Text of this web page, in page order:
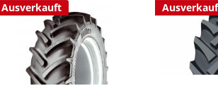
Ausverkauft